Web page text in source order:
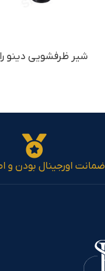
شیر ظرفشویی دینو
ضمانت اورجینال بودن و